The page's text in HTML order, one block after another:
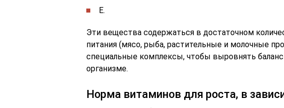
Е.
Эти вещества содержаться в достаточном
питания (мясо, рыба, растительные и молочные
специальные комплексы, чтобы выровнять
организме.
Норма витаминов для роста, в